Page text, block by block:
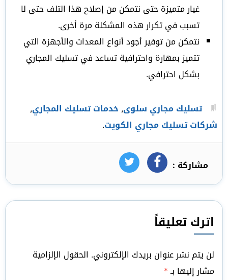
غيار متميزة حتى نتمكن من إصلاح هذا التلف حتى لا
تسبب في تكرار هذه المشكلة مرة أخرى.
نتمكن من توفير أجود أنواع المعدات والأجهزة التي
تتميز بمهارة واحترافية تساعد في تسليك المجاري
بشكل احترافي.
تسليك مجاري سلوى, خدمات تسليك المجاري,
شركات تسليك مجاري الكويت.
مشاركة : فيسبوكتويتر
اترك تعليقاً
لن يتم نشر عنوان بريدك الإلكتروني. الحقول الإلزامية
مشار إليها بـ*